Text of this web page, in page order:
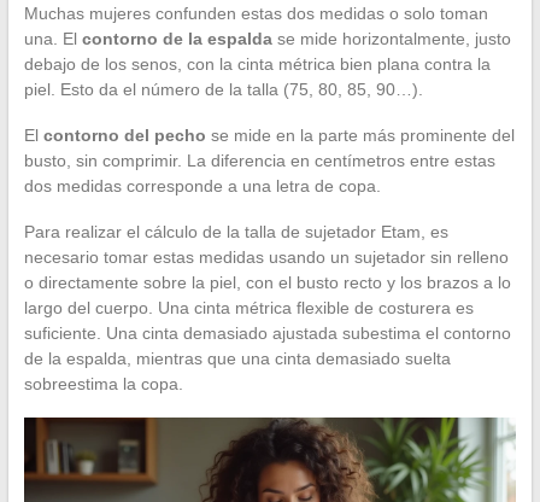
Muchas mujeres confunden estas dos medidas o solo toman
una. El contorno de la espaldase mide horizontalmente, justo
debajo de los senos, con la cinta métrica bien plana contra la
piel. Esto da el número de la talla (75, 80, 85, 90…).
El contorno del pecho se mide en la parte más prominente del
busto, sin comprimir. La diferencia en centímetros entre estas
dos medidas corresponde a una letra de copa.
Para realizar el cálculo de la talla de sujetador Etam, es
necesario tomar estas medidas usando un sujetador sin relleno
o directamente sobre la piel, con el busto recto y los brazos a lo
largo del cuerpo. Una cinta métrica flexible de costurera es
suficiente. Una cinta demasiado ajustada subestima el contorno
de la espalda, mientras que una cinta demasiado suelta
sobreestima la copa.